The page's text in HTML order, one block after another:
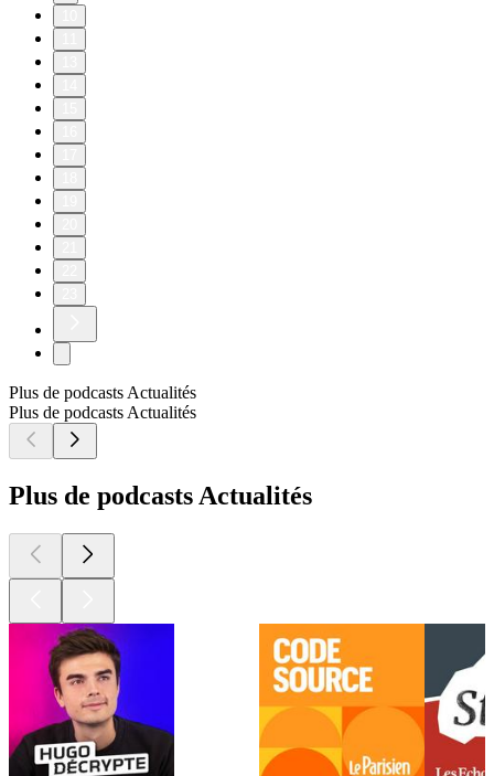
Plus de podcasts Actualités
Plus de podcasts Actualités
Plus de podcasts Actualités